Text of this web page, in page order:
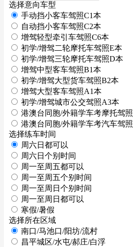
选择意向车型
手动挡小客车驾照C1本
自动挡小客车驾照C2本
增驾轻型牵引车驾照C6本
初学/增驾二轮摩托车驾照E本
初学/增驾三轮摩托车驾照D本
增驾中型客车驾照B1本
初学/增驾大型货车驾照B2本
增驾大型客车驾照A1本
初学/增驾城市公交驾照A3本
港澳台同胞/外籍学车考摩托驾照
港澳台同胞/外籍学车考汽车驾照
选择练车时间
周六日都可以
周六日个别时间
周一至周五都可以
周一至周五个别时间
周一至周日个别时间
周一至周日都可以
寒假/暑假
选择所在区域
南口/马池口/阳坊/流村
昌平城区/水屯/郝庄/白浮